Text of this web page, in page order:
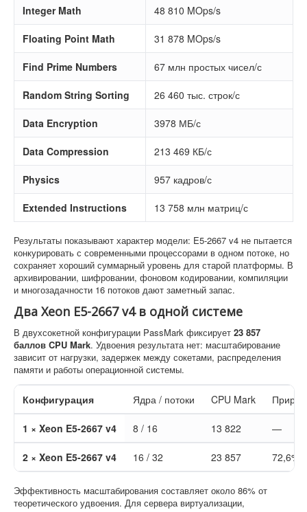
Integer Math 48 810 MOps/s
Floating Point Math 31 878 MOps/s
Find Prime Numbers 67 млн простых чисел/с
Random String Sorting 26 460 тыс. строк/с
Data Encryption 3978 МБ/с
Data Compression 213 469 КБ/с
Physics 957 кадров/с
Extended Instructions 13 758 млн матриц/с
Результаты показывают характер модели: E5-2667 v4 не пытается
конкурировать с современными процессорами в одном потоке, но
сохраняет хороший суммарный уровень для старой платформы. В
архивировании, шифровании, фоновом кодировании, компиляции
и многозадачности 16 потоков дают заметный запас.
Два Xeon E5-2667 v4 в одной системе
В двухсокетной конфигурации PassMark фиксирует 23 857
баллов CPU Mark. Удвоения результата нет: масштабирование
зависит от нагрузки, задержек между сокетами, распределения
памяти и работы операционной системы.
Конфигурация Ядра / потоки CPU Mark
1 × Xeon E5-2667 v4 8 / 16 13 822 —
2 × Xeon E5-2667 v4 16 / 32 23 857 72,6%
Эффективность масштабирования составляет около 86% от
теоретического удвоения. Для сервера виртуализации,